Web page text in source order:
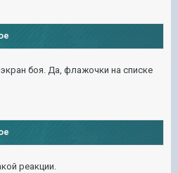
боя. Да, флажочки на списке
реакции.